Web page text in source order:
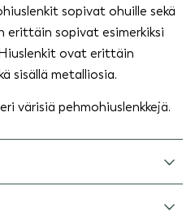
sopivat ohuille sekä
erittäin sopivat esimerkiksi
ovat erittäin
sisällä metalliosia.
värisiä pehmohiuslenkkejä.